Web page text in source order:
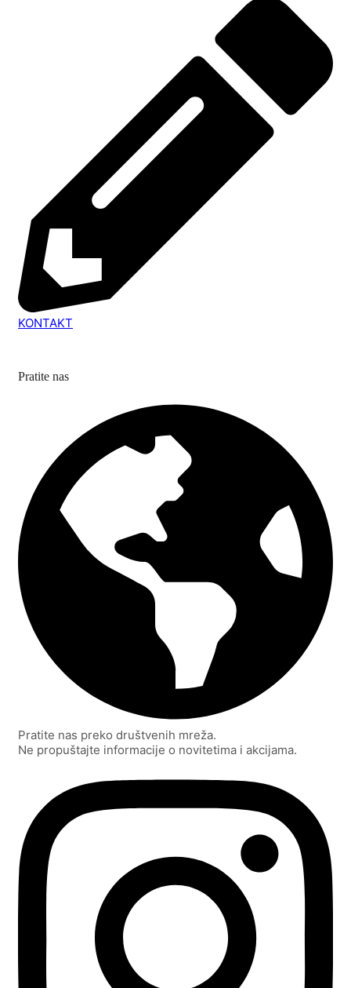
KONTAKT
Pratite nas
Pratite nas preko društvenih mreža.
Ne propuštajte informacije o novitetima i akcijama.